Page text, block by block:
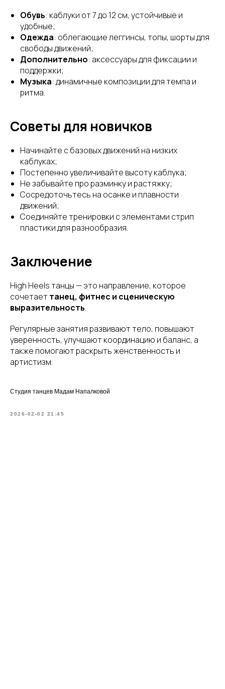
Обувь: каблуки от 7 до 12 см, устойчивые и
удобные;
Одежда: облегающие леггинсы, топы, шорты для
свободы движений;
Дополнительно: аксессуары для фиксации и
поддержки;
Музыка: динамичные композиции для темпа и
ритма.
Советы для новичков
Начинайте с базовых движений на низких
каблуках;
Постепенно увеличивайте высоту каблука;
Не забывайте про разминку и растяжку;
Сосредоточьтесь на осанке и плавности
движений;
Соединяйте тренировки с элементами стрип
пластики для разнообразия.
Заключение
High Heels танцы — это направление, которое
сочетаеттанец, фитнес и сценическую
выразительность.
Регулярные занятия развивают тело, повышают
уверенность, улучшают координацию и баланс, а
также помогают раскрыть женственность и
артистизм.
Студия танцев Мадам Напалковой
2026-02-02 21:45